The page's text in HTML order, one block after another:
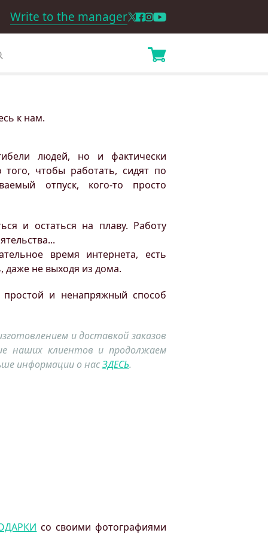
Write to the manager
к нам.
людей, но и фактически
чтобы работать, сидят по
отпуск, кого-то просто
и остаться на плаву. Работу
время интернета, есть
даже не выходя из дома.
и ненапряжный способ
и доставкой заказов
наших клиентов и продолжаем
информации о насЗДЕСЬ.
со своими фотографиями